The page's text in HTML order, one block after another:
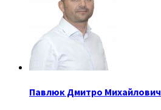
Павлюк Дмитро Михайлович